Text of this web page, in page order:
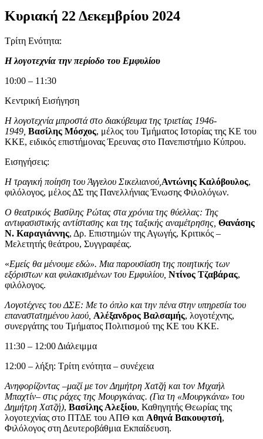
Κυριακή 22 Δεκεμβρίου 2024
Τρίτη Ενότητα:
Η λογοτεχνία την περίοδο του Εμφυλίου
10:00 – 11:30
Κεντρική Εισήγηση
Η λογοτεχνία μπροστά στο διακύβευμα της τριετίας 1946-
1949, Βασίλης Μόσχος, μέλος του Τμήματος Ιστορίας της ΚΕ του
ΚΚΕ, ειδικός επιστήμονας Έρευνας στο Πανεπιστήμιο Κύπρου.
Εισηγήσεις:
Η τραγική ποίηση του Άγγελου Σικελιανού, Αντώνης Καλόβουλος,
φιλόλογος, μέλος ΔΣ της Πανελλήνιας Ένωσης Φιλολόγων.
Ο θεατρικός Βασίλης Ρώτας στα χρόνια της θύελλας: Της
αντιφασιστικής αντίστασης και της ταξικής αναμέτρησης, Θανάσης
Ν. Καραγιάννης, Δρ. Επιστημών της Αγωγής, Κριτικός –
Μελετητής θεάτρου, Συγγραφέας.
«Εμείς θα μένουμε εδώ». Μια παρουσίαση της ποιητικής των
εξόριστων και φυλακισμένων του Εμφυλίου, Ντίνος Τζαβάρας,
φιλόλογος.
Λογοτέχνες του ΔΣΕ: Με το όπλο και την πένα στην υπηρεσία του
επαναστατημένου λαού, Αλέξανδρος Βαλσαμής, λογοτέχνης,
συνεργάτης του Τμήματος Πολιτισμού της ΚΕ του ΚΚΕ.
11:30 – 12:00 Διάλειμμα
12:00 – λήξη: Τρίτη ενότητα – συνέχεια
Ανηφορίζοντας –μαζί με τον Δημήτρη Χατζή και τον Μιχαήλ
Μπαχτίν– στις ράχες της Μουργκάνας. (Για τη «Μουργκάνα» του
Δημήτρη Χατζή), Βασίλης Αλεξίου, Καθηγητής Θεωρίας της
λογοτεχνίας στο ΠΤΔΕ του ΑΠΘ και Αθηνά Βακουφτσή,
Φιλόλογος στη Δευτεροβάθμια Εκπαίδευση.